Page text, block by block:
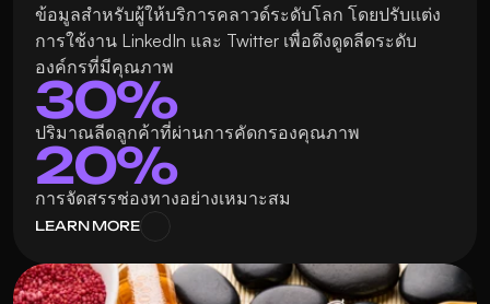
ข้อมูลสำหรับผู้ให้บริการคลาวด์ระดับโลก โดยปรับแต่ง
การใช้งาน LinkedIn และ Twitter เพื่อดึงดูดลีดระดับ
องค์กรที่มีคุณภาพ
30%
ปริมาณลีดลูกค้าที่ผ่านการคัดกรองคุณภาพ
20%
การจัดสรรช่องทางอย่างเหมาะสม
LEARN MORE